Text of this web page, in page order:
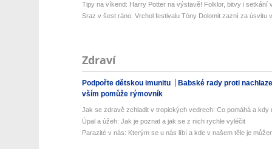
Tipy na víkend: Harry Potter na výstavě! Folklor, bitvy i setkání
Sraz v šest ráno. Vrchol festivalu Tóny Dolomit zazní za úsvitu
Zdraví
Podpořte dětskou imunitu
Babské rady proti
vším pomůže rýmovník
Jak se zdravě zchladit v tropických vedrech: Co pomáhá a kdy
Úpal a úžeh: Jak je poznat a jak se z nich rychle vyléčit
Parazité v nás: Kterým se u nás líbí a kde v našem těle je